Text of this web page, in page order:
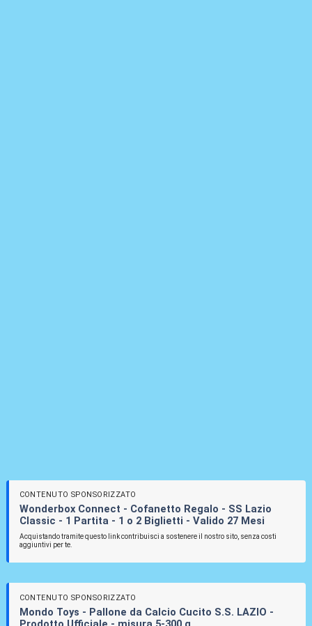
CONTENUTO SPONSORIZZATO
Wonderbox Connect - Cofanetto Regalo - SS Lazio
Classic - 1 Partita - 1 o 2 Biglietti - Valido 27 Mesi
Acquistando tramite questo link contribuisci a sostenere il nostro sito, senza costi
aggiuntivi per te.
CONTENUTO SPONSORIZZATO
Mondo Toys - Pallone da Calcio Cucito S.S. LAZIO -